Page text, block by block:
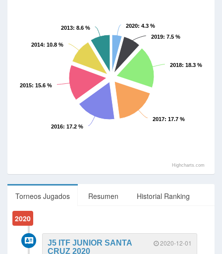
2020: 4.3 %
2019: 7.5 %
2018: 18.3 %
2017: 17.7 %
2016: 17.2 %
2015: 15.6 %
2014: 10.8 %
2013: 8.6 %
Highcharts.com
Torneos Jugados Resumen Historial Ranking
2020
2020-12-01
J5 ITF JUNIOR SANTA
CRUZ 2020